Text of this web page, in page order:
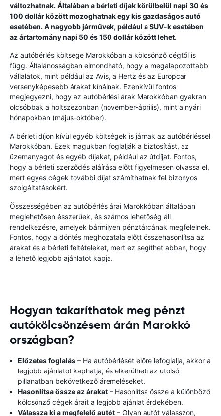
változhatnak. Általában a bérleti díjak körülbelül napi 30 és
100 dollár között mozoghatnak egy kis gazdaságos autó
esetében. A nagyobb járművek, például a SUV-k esetében
az ártartomány napi 50 és 150 dollár között lehet.
Az autóbérlés költsége Marokkóban a kölcsönző cégtől is
függ. Általánosságban elmondható, hogy a megalapozottabb
vállalatok, mint például az Avis, a Hertz és az Europcar
versenyképesebb árakat kínálnak. Ezenkívül fontos
megjegyezni, hogy az autóbérlési árak Marokkóban gyakran
olcsóbbak a holtszezonban (november-április), mint a nyári
hónapokban (május-október).
A bérleti díjon kívül egyéb költségek is járnak az autóbérléssel
Marokkóban. Ezek magukban foglalják a biztosítást, az
üzemanyagot és egyéb díjakat, például az útdíjat. Fontos,
hogy a bérleti szerződés aláírása előtt figyelmesen olvassa el,
mert egyes cégek további díjat számíthatnak fel bizonyos
szolgáltatásokért.
Összességében az autóbérlés árai Marokkóban általában
meglehetősen ésszerűek, és számos lehetőség áll
rendelkezésre, amelyek bármilyen pénztárcának megfelelnek.
Fontos, hogy a döntés meghozatala előtt összehasonlítsa az
árakat és a bérleti feltételeket, mert ez segíthet abban, hogy
a lehető legjobb ajánlatot kapja.
Hogyan takaríthatok meg pénzt
autókölcsönzésem árán Marokkó
országban?
Előzetes foglalás – Ha autóbérlését előre lefoglalja, akkor a
legjobb ajánlatot kaphatja, és elkerülheti az utolsó
pillanatban bekövetkező áremeléseket.
Hasonlítsa össze az árakat – Hasonlítsa össze a különböző
kölcsönző cégek árait a legjobb ajánlat érdekében.
Válassza ki a megfelelő autót – Olyan autót válasszon,